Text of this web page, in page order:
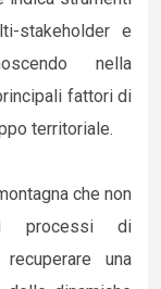
stakeholder e
nella
fattori di
territoriale.
che non
processi di
una